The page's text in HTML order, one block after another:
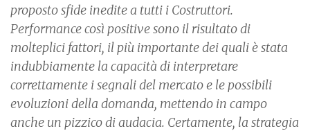
proposto sfide inedite a tutti i Costruttori.
Performance così positive sono il risultato di
molteplici fattori, il più importante dei quali è stata
indubbiamente la capacità di interpretare
correttamente i segnali del mercato e le possibili
evoluzioni della domanda, mettendo in campo
anche un pizzico di audacia. Certamente, la strategia